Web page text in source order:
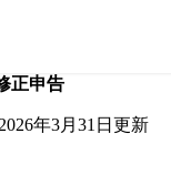
正申告
2026年3月31日 更新